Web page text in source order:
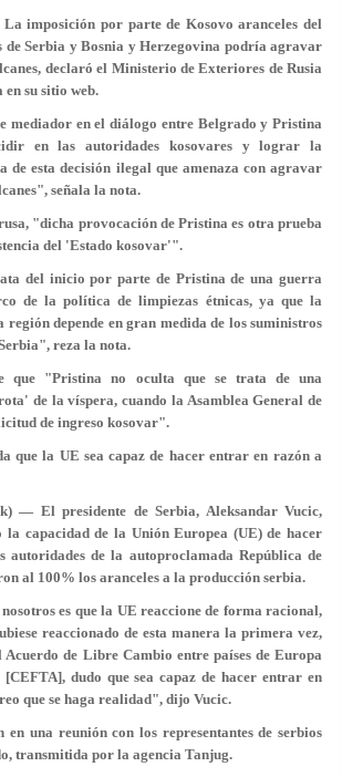
imposición por parte de Kosovo aranceles del
de Serbia y Bosnia y Herzegovina podría agravar
declaró el Ministerio de Exteriores de Rusia
su sitio web.
mediador en el diálogo entre Belgrado y Pristina
en las autoridades kosovares y lograr la
de esta decisión ilegal que amenaza con agravar
señala la nota.
"dicha provocación de Pristina es otra prueba
del 'Estado kosovar'".
del inicio por parte de Pristina de una guerra
de la política de limpiezas étnicas, ya que la
región depende en gran medida de los suministros
reza la nota.
que "Pristina no oculta que se trata de una
de la víspera, cuando la Asamblea General de
de ingreso kosovar".
que la UE sea capaz de hacer entrar en razón a
— El presidente de Serbia, Aleksandar Vucic,
la capacidad de la Unión Europea (UE) de hacer
autoridades de la autoproclamada República de
al 100% los aranceles a la producción serbia.
es que la UE reaccione de forma racional,
reaccionado de esta manera la primera vez,
Acuerdo de Libre Cambio entre países de Europa
dudo que sea capaz de hacer entrar en
que se haga realidad", dijo Vucic.
en una reunión con los representantes de serbios
transmitida por la agencia Tanjug.